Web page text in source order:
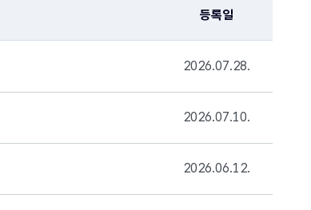
등록일
2026.07.28.
2026.07.10.
2026.06.12.